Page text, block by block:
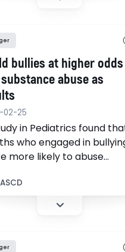
en förståelse för vad
är, om
på människor,
som påverkar fysisk,
och social hälsa, risker
doping samt etik och…
bullies at higher odds
abuse as
02-25
in Pediatrics found
who engaged in
more likely to abuse
compared with
peers.
ASCD